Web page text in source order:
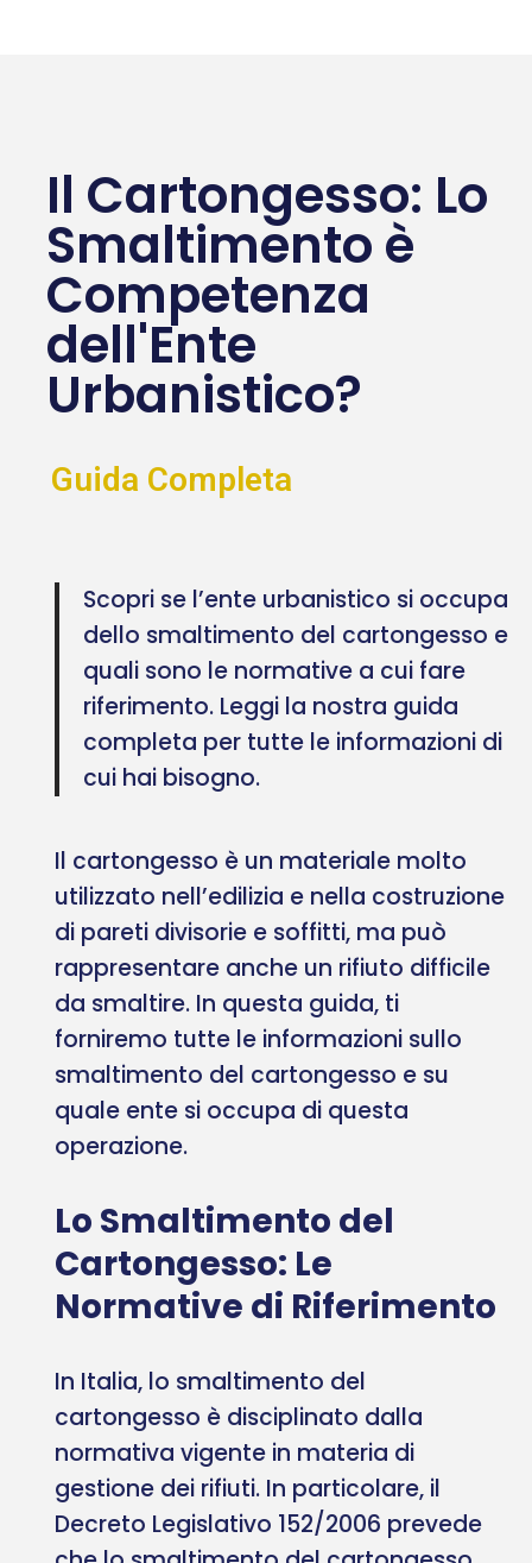
Il Cartongesso: Lo
Smaltimento è
Competenza
dell'Ente
Urbanistico?
Guida Completa
Scopri se l’ente urbanistico si occupa
dello smaltimento del cartongesso e
quali sono le normative a cui fare
riferimento. Leggi la nostra guida
completa per tutte le informazioni di
cui hai bisogno.
Il cartongesso è un materiale molto
utilizzato nell’edilizia e nella costruzione
di pareti divisorie e soffitti, ma può
rappresentare anche un rifiuto difficile
da smaltire. In questa guida, ti
forniremo tutte le informazioni sullo
smaltimento del cartongesso e su
quale ente si occupa di questa
operazione.
Lo Smaltimento del
Cartongesso: Le
Normative di Riferimento
In Italia, lo smaltimento del
cartongesso è disciplinato dalla
normativa vigente in materia di
gestione dei rifiuti. In particolare, il
Decreto Legislativo 152/2006 prevede